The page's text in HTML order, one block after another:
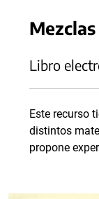
Libro
Este recurso
distintos
propone